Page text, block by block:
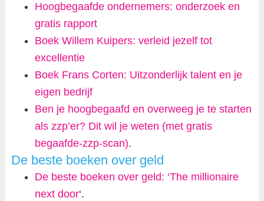
Hoogbegaafde ondernemers: onderzoek en
gratis rapport
Boek Willem Kuipers: verleid jezelf tot
excellentie
Boek Frans Corten: Uitzonderlijk talent en je
eigen bedrijf
Ben je hoogbegaafd en overweeg je te starten
als zzp’er? Dit wil je weten (met gratis
begaafde-zzp-scan).
De beste boeken over geld
De beste boeken over geld: ‘The millionaire
next door‘.